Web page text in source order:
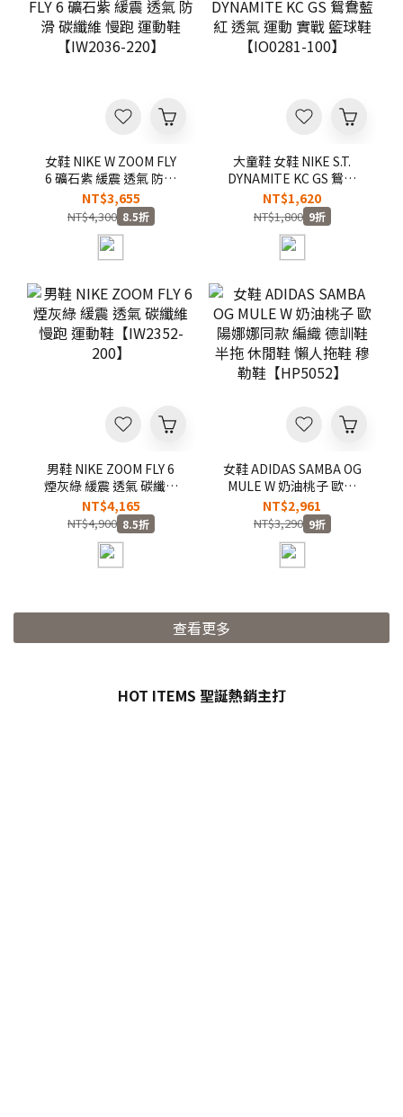
女鞋 NIKE W ZOOM FLY
6 礦石紫 緩震 透氣 防滑
碳纖維 慢跑 運動鞋
【IW2036-220】
NT$3,655
NT$4,300 8.5折
大童鞋 女鞋 NIKE S.T.
DYNAMITE KC GS 鴛鴦
藍紅 透氣 運動 實戰 籃球
鞋【IO0281-100】
NT$1,620
NT$1,800 9折
男鞋 NIKE ZOOM FLY 6
煙灰綠 緩震 透氣 碳纖維
慢跑 運動鞋【IW2352-
200】
NT$4,165
NT$4,900 8.5折
女鞋 ADIDAS SAMBA OG
MULE W 奶油桃子 歐陽
娜娜同款 編織 德訓鞋 半
拖 休閒鞋 懶人拖鞋 穆勒
鞋【HP5052】
NT$2,961
NT$3,290 9折
查看更多
HOT ITEMS 聖誕熱銷主打